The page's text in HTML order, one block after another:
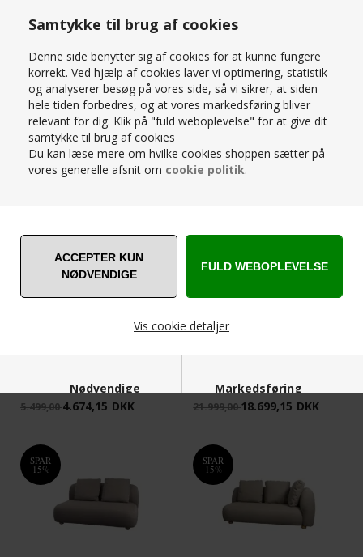
Samtykke til brug af cookies
Denne side benytter sig af cookies for at kunne fungere
korrekt. Ved hjælp af cookies laver vi optimering, statistik
og analyserer besøg på vores side, så vi sikrer, at siden
hele tiden forbedres, og at vores markedsføring bliver
relevant for dig. Klik på "fuld weboplevelse" for at give dit
samtykke til brug af cookies
Du kan læse mere om hvilke cookies shoppen sætter på
vores generelle afsnit om cookie politik.
Vis cookie detaljer
Nødvendige Markedsføring
Funktionelle Statistiske
SPAR
15%
CANE-LINE - BREEZE
LOUNGESTOL BLACK, CANE-
LINE WEAVE
SPAR
15%
LOUNGESTOL LIGHT GREY,
CANE-LINE WEAVE
CANE-LINE WEAVE
5.499,004.674,15 DKK
CANE-LINE - CAPTURE 2-PERS.
CANE-LINE AIRTOUCH
21.999,0018.699,15 DKK
SPAR
15%
SPAR
15%